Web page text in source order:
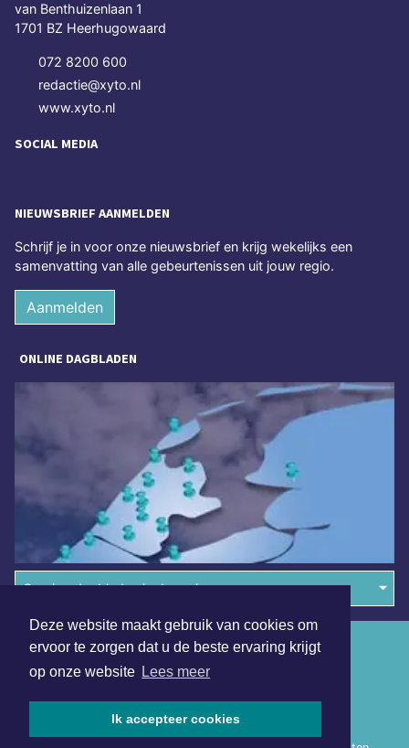
Deze website maakt gebruik van cookies om
ervoor te zorgen dat u de beste ervaring krijgt
op onze website Lees meer
Ik accepteer cookies
van Benthuizenlaan 1
1701 BZ Heerhugowaard
072 8200 600
redactie@xyto.nl
www.xyto.nl
SOCIAL MEDIA
NIEUWSBRIEF AANMELDEN
Schrijf je in voor onze nieuwsbrief en krijg wekelijks een
samenvatting van alle gebeurtenissen uit jouw regio.
Aanmelden
ONLINE DAGBLADEN
Overige dagbladen in de regio
Algemene voorwaarden
Disclaimer